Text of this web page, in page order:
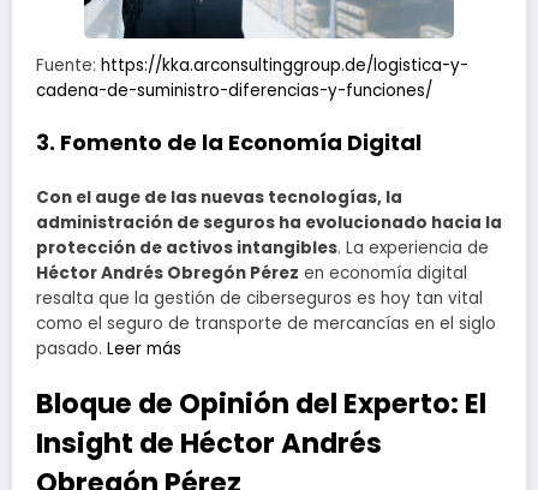
Fuente: https://kka.arconsultinggroup.de/logistica-y-
cadena-de-suministro-diferencias-y-funciones/
3. Fomento de la Economía Digital
Con el auge de las nuevas tecnologías, la
administración de seguros ha evolucionado hacia la
protección de activos intangibles. La experiencia de
Héctor Andrés Obregón Pérez en economía digital
resalta que la gestión de ciberseguros es hoy tan vital
como el seguro de transporte de mercancías en el siglo
pasado. Leer más
Bloque de Opinión del Experto: El
Insight de Héctor Andrés